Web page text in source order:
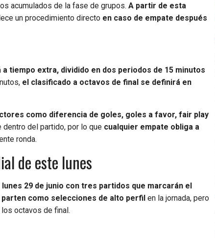
acumulados de la fase de grupos. A partir de esta
un procedimiento directo en caso de empate después
tiempo extra, dividido en dos periodos de 15 minutos
el clasificado a octavos de final se definirá en
como diferencia de goles, goles a favor, fair play
del partido, por lo que cualquier empate obliga a
ronda.
de este lunes
29 de junio con tres partidos que marcarán el
parten como selecciones de alto perfil en la jornada, pero
octavos de final.